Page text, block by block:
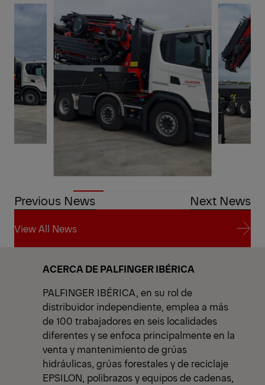
Previous News Next News
View All News
View All News
ACERCA DE PALFINGER IBÉRICA
PALFINGER IBÉRICA, en su rol de
distribuidor independiente, emplea a más
de 100 trabajadores en seis localidades
diferentes y se enfoca principalmente en la
venta y mantenimiento de grúas
hidráulicas, grúas forestales y de reciclaje
EPSILON, polibrazos y equipos de cadenas,